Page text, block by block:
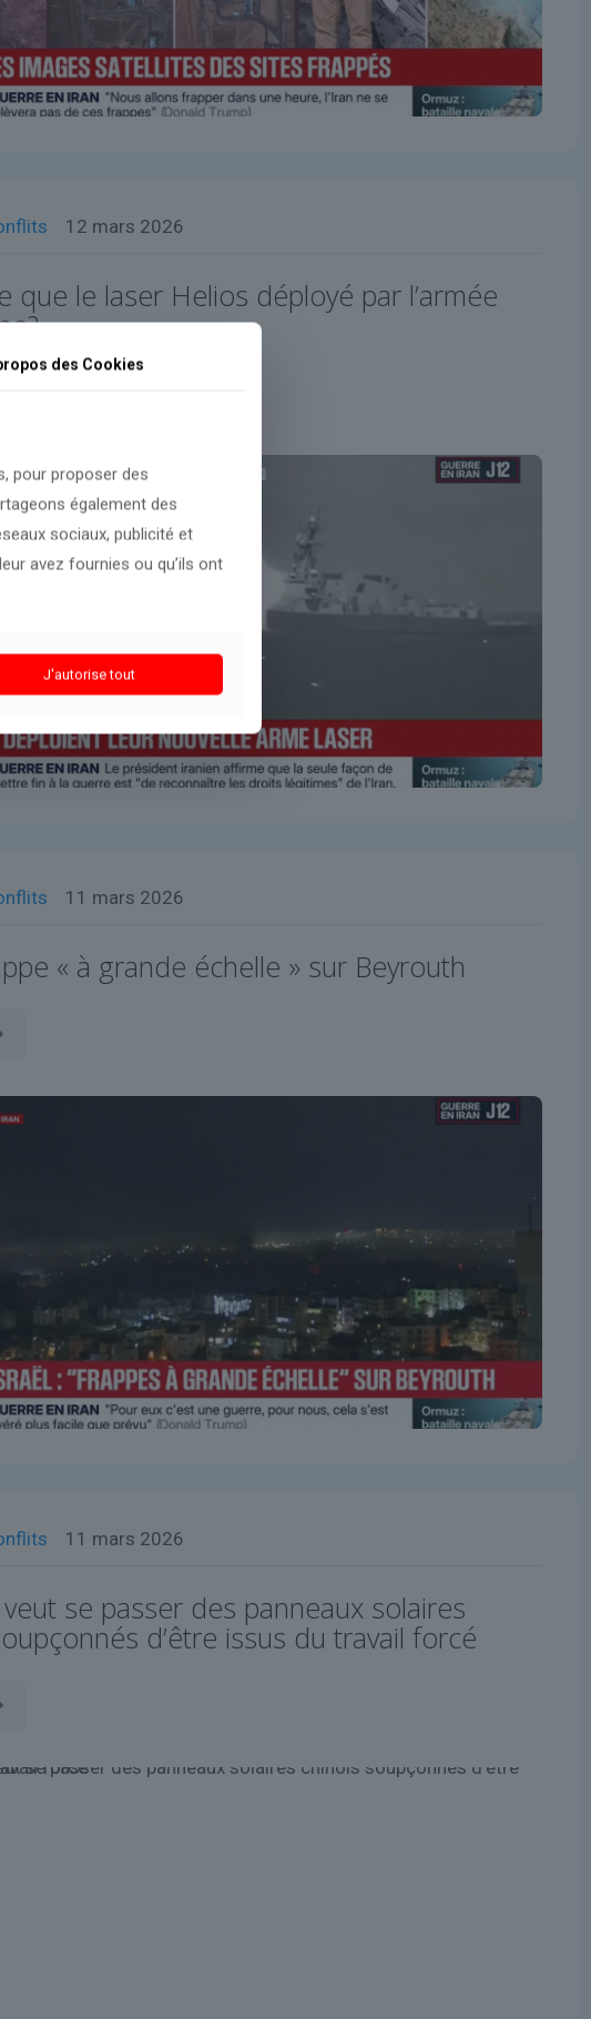
12 mars 2026
que le laser Helios déployé par l’armée
11 mars 2026
« à grande échelle » sur Beyrouth
11 mars 2026
se passer des panneaux solaires
d’être issus du travail forcé
des Cookies
pour proposer des
également des
sociaux, publicité et
avez fournies ou qu’ils ont
J'autorise tout